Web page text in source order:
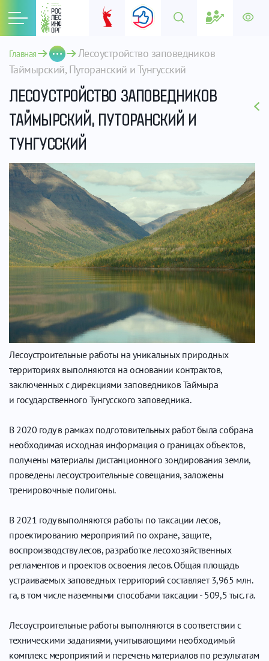
Главная
Лесоустройство заповедников
Таймырский, Путоранский и Тунгусский
ЛЕСОУСТРОЙСТВО ЗАПОВЕДНИКОВ
ТАЙМЫРСКИЙ, ПУТОРАНСКИЙ И
ТУНГУССКИЙ
Лесоустроительные работы на уникальных природных
территориях выполняются на основании контрактов,
заключенных с дирекциями заповедников Таймыра
и государственного Тунгусского заповедника.
В 2020 году в рамках подготовительных работ была собрана
необходимая исходная информация о границах объектов,
получены материалы дистанционного зондирования земли,
проведены лесоустроительные совещания, заложены
тренировочные полигоны.
В 2021 году выполняются работы по таксации лесов,
проектированию мероприятий по охране, защите,
воспроизводству лесов, разработке лесохозяйственных
регламентов и проектов освоения лесов. Общая площадь
устраиваемых заповедных территорий составляет 3,965 млн.
га, в том числе наземными способами таксации - 509,5 тыс. га.
Лесоустроительные работы выполняются в соответствии с
техническими заданиями, учитывающими необходимый
комплекс мероприятий и перечень материалов по результатам